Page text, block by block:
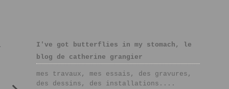
I've got butterflies in my stomach, le
blog de catherine grangier
mes travaux, mes essais, des gravures,
des dessins, des installations....